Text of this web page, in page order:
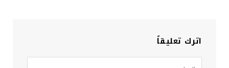
اترك تعليقاً